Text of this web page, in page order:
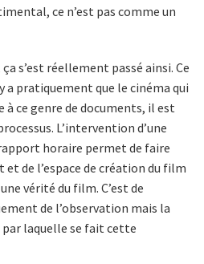
ce n’est pas comme un
s’est réellement passé ainsi. Ce
a pratiquement que le cinéma qui
à ce genre de documents, il est
L’intervention d’une
horaire permet de faire
et de l’espace de création du film
vérité du film. C’est de
de l’observation mais la
laquelle se fait cette